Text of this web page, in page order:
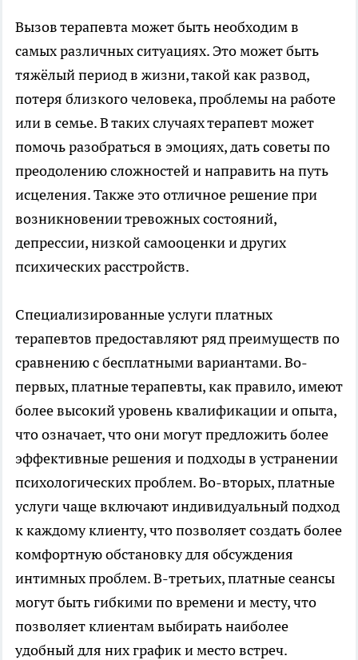
Вызов терапевта может быть необходим в
самых различных ситуациях. Это может быть
тяжёлый период в жизни, такой как развод,
потеря близкого человека, проблемы на работе
или в семье. В таких случаях терапевт может
помочь разобраться в эмоциях, дать советы по
преодолению сложностей и направить на путь
исцеления. Также это отличное решение при
возникновении тревожных состояний,
депрессии, низкой самооценки и других
психических расстройств.
Специализированные услуги платных
терапевтов предоставляют ряд преимуществ по
сравнению с бесплатными вариантами. Во-
первых, платные терапевты, как правило, имеют
более высокий уровень квалификации и опыта,
что означает, что они могут предложить более
эффективные решения и подходы в устранении
психологических проблем. Во-вторых, платные
услуги чаще включают индивидуальный подход
к каждому клиенту, что позволяет создать более
комфортную обстановку для обсуждения
интимных проблем. В-третьих, платные сеансы
могут быть гибкими по времени и месту, что
позволяет клиентам выбирать наиболее
удобный для них график и место встреч.